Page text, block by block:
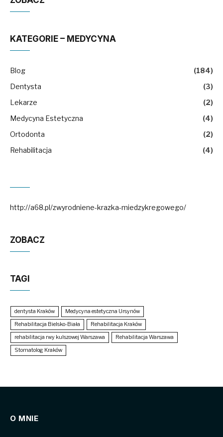
KATEGORIE – MEDYCYNA
Blog
(184)
Dentysta
(3)
Lekarze
(2)
Medycyna Estetyczna
(4)
Ortodonta
(2)
Rehabilitacja
(4)
http://a68.pl/zwyrodniene-krazka-miedzykregowego/
ZOBACZ
TAGI
dentysta Kraków
Medycyna estetyczna Ursynów
Rehabilitacja Bielsko-Biała
Rehabilitacja Kraków
rehabilitacja rwy kulszowej Warszawa
Rehabilitacja Warszawa
Stomatolog Kraków
O MNIE